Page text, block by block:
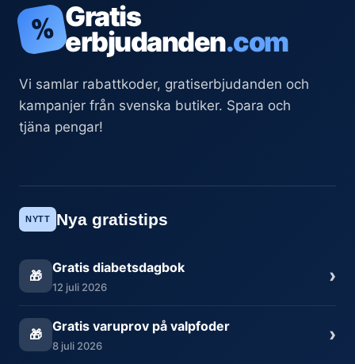
% Gratis
erbjudanden.com
Vi samlar rabattkoder, gratiserbjudanden och
kampanjer från svenska butiker. Spara och
tjäna pengar!
NYTT Nya gratistips
🎁
Gratis diabetsdagbok
12 juli 2026 ›
🎁
Gratis varuprov på valpfoder
8 juli 2026 ›